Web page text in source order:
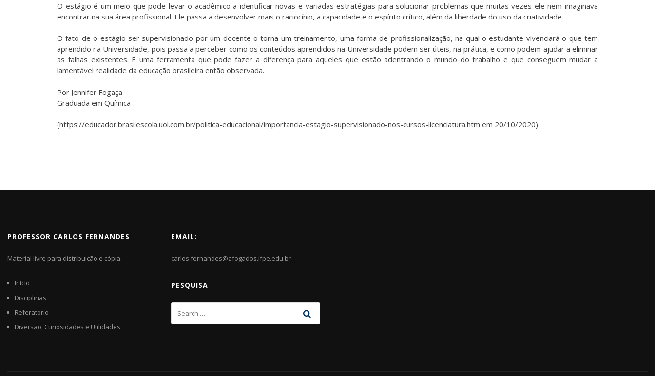
O estágio é um meio que pode levar o acadêmico a identificar novas e variadas estratégias para solucionar problemas que muitas vezes ele nem imaginava
encontrar na sua área profissional. Ele passa a desenvolver mais o raciocínio, a capacidade e o espírito crítico, além da liberdade do uso da criatividade.
O fato de o estágio ser supervisionado por um docente o torna um treinamento, uma forma de profissionalização, na qual o estudante vivenciará o que tem
aprendido na Universidade, pois passa a perceber como os conteúdos aprendidos na Universidade podem ser úteis, na prática, e como podem ajudar a eliminar
as falhas existentes. É uma ferramenta que pode fazer a diferença para aqueles que estão adentrando o mundo do trabalho e que conseguem mudar a
lamentável realidade da educação brasileira então observada.
Por Jennifer Fogaça
Graduada em Química
(https://educador.brasilescola.uol.com.br/politica-educacional/importancia-estagio-supervisionado-nos-cursos-licenciatura.htm em 20/10/2020)
PROFESSOR CARLOS FERNANDES
Material livre para distribuição e cópia.
Início
Disciplinas
Referatório
Diversão, Curiosidades e Utilidades
EMAIL:
carlos.fernandes@afogados.ifpe.edu.br
PESQUISA